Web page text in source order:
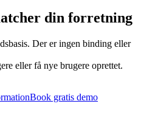
din forretning
Der er ingen binding eller
eller få nye brugere oprettet.
Book gratis demo